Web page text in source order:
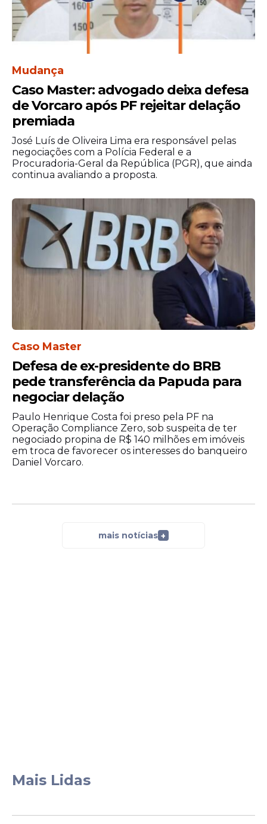
Mudança
Caso Master: advogado deixa defesa
de Vorcaro após PF rejeitar delação
premiada
José Luís de Oliveira Lima era responsável pelas
negociações com a Polícia Federal e a
Procuradoria-Geral da República (PGR), que ainda
continua avaliando a proposta.
Caso Master
Defesa de ex-presidente do BRB
pede transferência da Papuda para
negociar delação
Paulo Henrique Costa foi preso pela PF na
Operação Compliance Zero, sob suspeita de ter
negociado propina de R$ 140 milhões em imóveis
em troca de favorecer os interesses do banqueiro
Daniel Vorcaro.
mais notícias +
Mais Lidas